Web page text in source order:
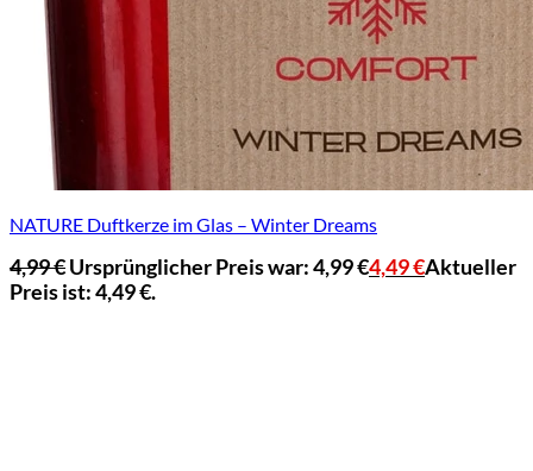
NATURE Duftkerze im Glas – Winter Dreams
4,99€Ursprünglicher Preis war: 4,99 €4,49€Aktueller
Preis ist: 4,49 €.